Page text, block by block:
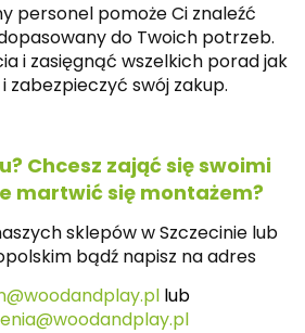
personel pomoże Ci znaleźć
do Twoich potrzeb.
i zasięgnąć wszelkich porad jak
zabezpieczyć swój zakup.
Chcesz zająć się swoimi
martwić się montażem?
sklepów w Szczecinie lub
bądź napisz naadres
lub